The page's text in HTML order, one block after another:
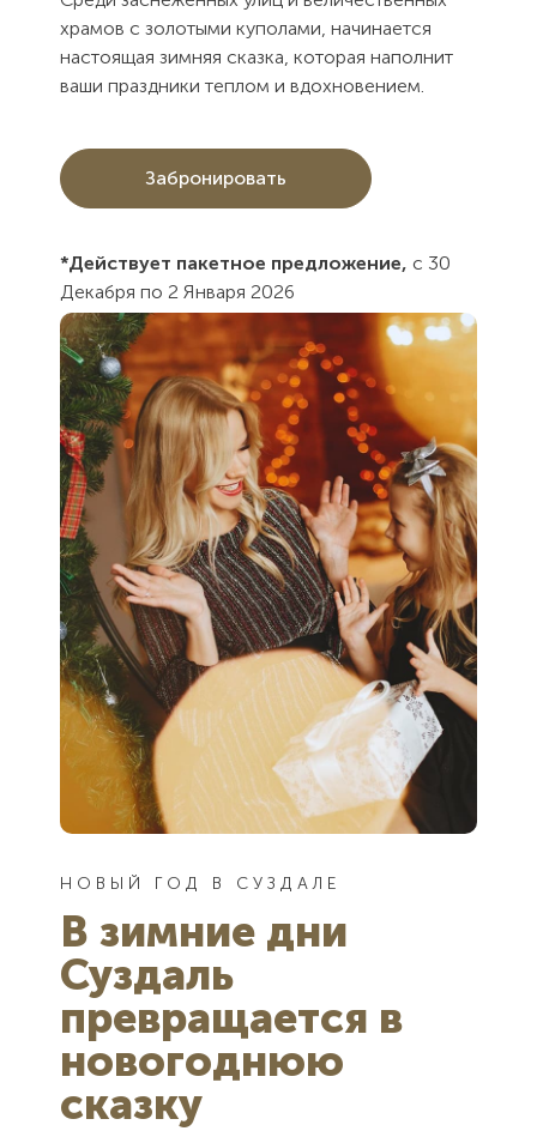
храмов с золотыми куполами, начинается
настоящая зимняя сказка, которая наполнит
ваши праздники теплом и вдохновением.
Забронировать
*Действует пакетное предложение, с 30
Декабря по 2 Января 2026
НОВЫЙ ГОД В СУЗДАЛЕ
В зимние дни
Суздаль
превращается в
новогоднюю
сказку